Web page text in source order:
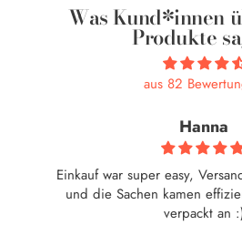
Was Kund*innen
Produkte
aus 82
Hanna
Einkauf war super easy,
und die Sachen kamen
verpackt an